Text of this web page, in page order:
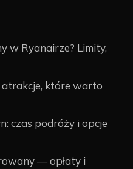
w Ryanairze? Limity,
które warto
czas podróży i opcje
— opłaty i